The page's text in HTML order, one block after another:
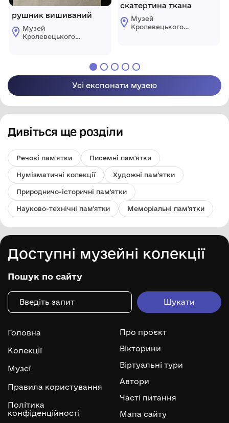
рушник вишиваний
Музей
Кролевецького
скатертина ткана
Музей
Кролевецького
Усі експонати музею
Дивіться ще розділи
Речові пам'ятки Писемні пам'ятки
Нумізматичні колекції Художні пам'ятки
Природничо-історичні пам'ятки
Науково-технічні пам'ятки Меморіальні пам'ятки
Доступні музейні колекції
Пошук по сайту
Головна
Колекції
Музеї
Правила користування
Політика
конфіденційності
Про проєкт
Вікторини
Віртуальні тури
Автори
Часті питання
Мапа сайту